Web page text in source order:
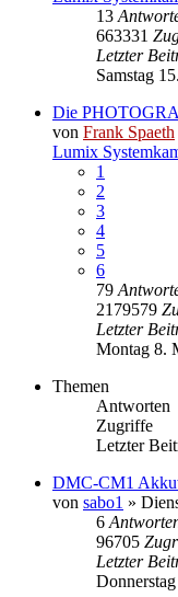
13
663331
Letzter
Samstag
Die
von Frank Spaeth
Lumix
1
2
3
4
5
6
79
2179579
Letzter
Montag 8.
Themen
Antworten
Zugriffe
Letzter
DMC-CM1
von sabo1 »
6
96705
Letzter